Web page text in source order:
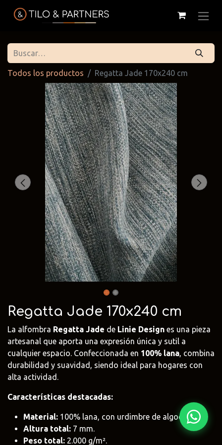
Todos los productos Regatta Jade 170x240 cm
Regatta Jade 170x240 cm
La alfombra Regatta Jade de Linie Design es una pieza
artesanal que aporta una expresión única y sutil a
cualquier espacio. Confeccionada en 100% lana, combina
durabilidad y suavidad, siendo ideal para hogares con
alta actividad.
Características destacadas:
Material: 100% lana, con urdimbre de algodón.
Altura total: 7 mm.
Peso total: 2.000 g/m².
Tilo & Partners
@tiloandpartners
Cattelan
Italia
@cattelan.uy
@edone.it
Franke
@franke.uy
Duravit
@tilobath
Fima Carlo
Frattini
@fima.uruguay
Adriani e
Rossi
@adrianierossi